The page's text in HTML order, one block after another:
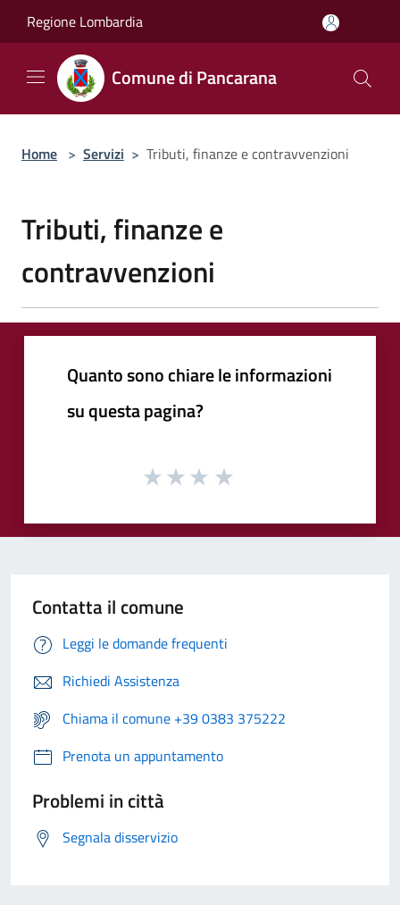
Regione Lombardia
Comune di Pancarana
Home > Servizi > Tributi, finanze e contravvenzioni
Tributi, finanze e
contravvenzioni
Quanto sono chiare le informazioni
su questa pagina?
Contatta il comune
Leggi le domande frequenti
Richiedi Assistenza
Chiama il comune +39 0383 375222
Prenota un appuntamento
Problemi in città
Segnala disservizio